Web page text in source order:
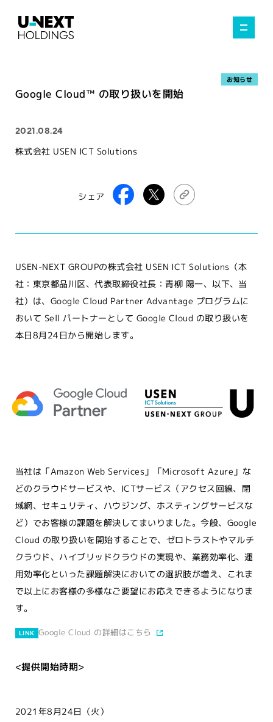
Google Cloud™ の取り扱いを開始
お知らせ
2021.08.24
株式会社 USEN ICT Solutions
シェア
USEN-NEXT GROUPの株式会社 USEN ICT Solutions（本
社：東京都品川区、代表取締役社長：青柳 陽一、以下、当
社）は、Google Cloud Partner Advantage プログラムに
おいて Sell パートナーとして Google Cloud の取り扱いを
本日8月24日から開始します。
当社は「Amazon Web Services」「Microsoft Azure」な
どのクラウドサービスや、ICTサービス（アクセス回線、閉
域網、セキュリティ、ハウジング、ホスティングサービスな
ど）でお客様の課題を解決してまいりました。今般、Google
Cloud の取り扱いを開始することで、ゼロトラストやマルチ
クラウド、ハイブリッドクラウドの実現や、業務効率化、運
用効率化といった課題解決においての選択肢が増え、これま
で以上にお客様の多様なご要望にお応えできるようになりま
す。
LINK Google Cloud の詳細はこちら
<提供開始時期>
2021年8月24日（火）